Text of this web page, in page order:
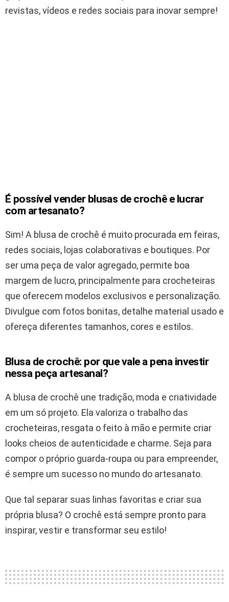
revistas, vídeos e redes sociais para inovar sempre!
É possível vender blusas de crochê e lucrar
com artesanato?
Sim! A blusa de crochê é muito procurada em feiras,
redes sociais, lojas colaborativas e boutiques. Por
ser uma peça de valor agregado, permite boa
margem de lucro, principalmente para crocheteiras
que oferecem modelos exclusivos e personalização.
Divulgue com fotos bonitas, detalhe material usado e
ofereça diferentes tamanhos, cores e estilos.
Blusa de crochê: por que vale a pena investir
nessa peça artesanal?
A blusa de crochê une tradição, moda e criatividade
em um só projeto. Ela valoriza o trabalho das
crocheteiras, resgata o feito à mão e permite criar
looks cheios de autenticidade e charme. Seja para
compor o próprio guarda-roupa ou para empreender,
é sempre um sucesso no mundo do artesanato.
Que tal separar suas linhas favoritas e criar sua
própria blusa? O crochê está sempre pronto para
inspirar, vestir e transformar seu estilo!